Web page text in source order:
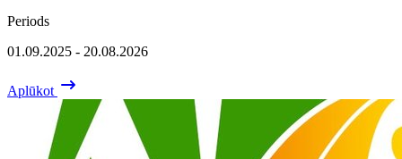
Periods
01.09.2025 - 20.08.2026
Aplūkot